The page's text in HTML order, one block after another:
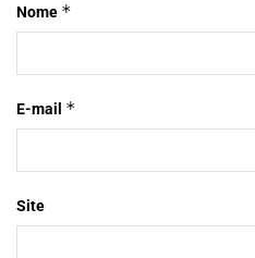
Nome *
E-mail *
Site